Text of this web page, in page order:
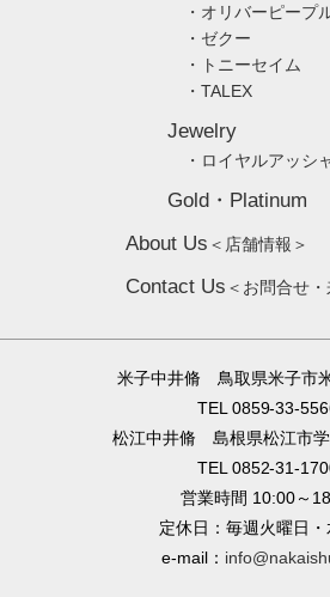
・オリバーピープ
・ゼクー
・トニーセイム
・TALEX
Jewelry
・ロイヤルアッシ
Gold・Platinum
About Us ＜店舗情報＞
Contact Us ＜お問合せ
米子中井脩 鳥取県米子市
TEL 0859-33-
松江中井脩 島根県松江市
TEL 0852-31-
営業時間 10:00～
定休日：毎週火曜日・
e-mail：